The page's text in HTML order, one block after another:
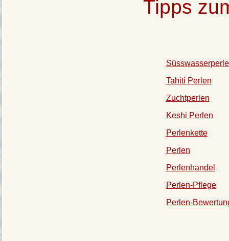
Tipps
Tahiti Perlen
Zuchtperlen
Keshi Perlen
Perlenkette
Perlen
Perlenhandel
Perlen-Pflege
Perlen-